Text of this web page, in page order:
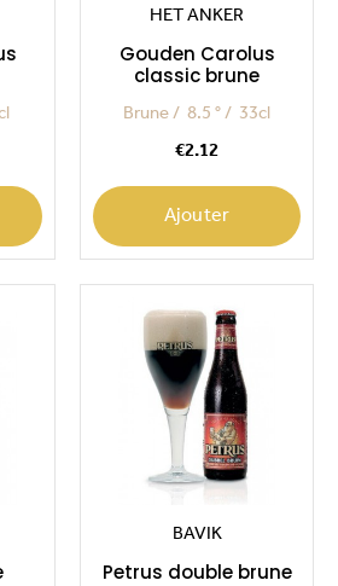
HET ANKER
Gouden Carolus
classic brune
Brune 8.5 ° 33cl
€2.12
Ajouter
BAVIK
Petrus double brune